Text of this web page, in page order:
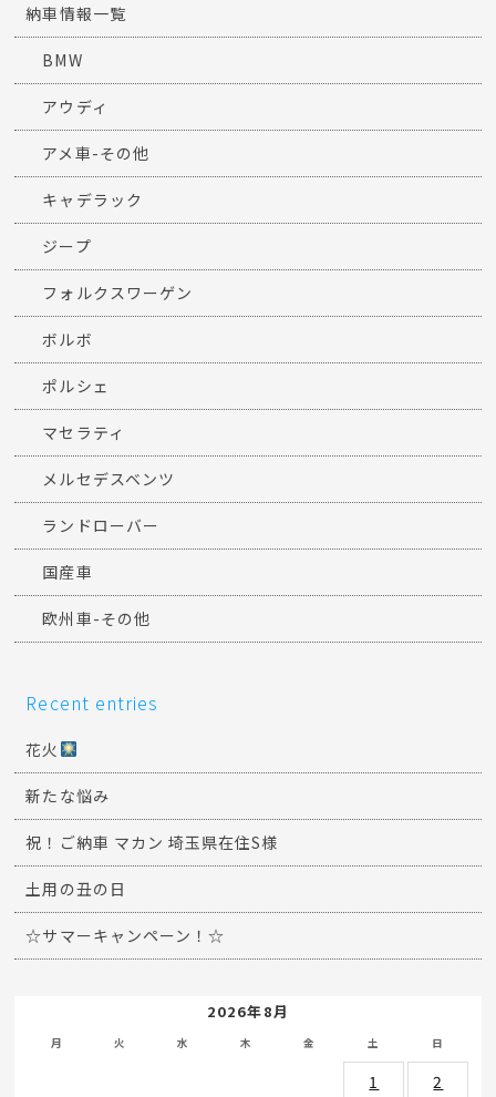
納車情報一覧
BMW
アウディ
アメ車-その他
キャデラック
ジープ
フォルクスワーゲン
ボルボ
ポルシェ
マセラティ
メルセデスベンツ
ランドローバー
国産車
欧州車-その他
Recent entries
花火
新たな悩み
祝！ご納車 マカン 埼玉県在住S様
土用の丑の日
☆サマーキャンペーン！☆
2026年8月
月 火 水 木 金 土 日
1 2